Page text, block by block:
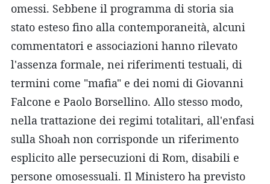
omessi. Sebbene il programma di storia sia
stato esteso fino alla contemporaneità, alcuni
commentatori e associazioni hanno rilevato
l'assenza formale, nei riferimenti testuali, di
termini come "mafia" e dei nomi di Giovanni
Falcone e Paolo Borsellino. Allo stesso modo,
nella trattazione dei regimi totalitari, all'enfasi
sulla Shoah non corrisponde un riferimento
esplicito alle persecuzioni di Rom, disabili e
persone omosessuali. Il Ministero ha previsto